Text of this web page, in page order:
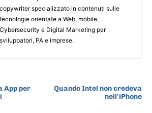
copywriter specializzato in contenuti sulle
tecnologie orientate a Web, mobile,
Cybersecurity e Digital Marketing per
sviluppatori, PA e imprese.
App per
Quando Intel non credeva
nell’iPhone